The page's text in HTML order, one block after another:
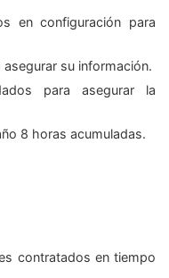
en configuración para
su información.
para asegurar la
8 horas acumuladas.
contratados en tiempo